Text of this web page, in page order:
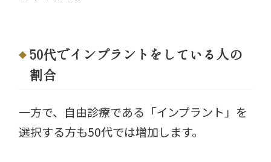
50代でインプラントをしている人の
割合
一方で、自由診療である「インプラント」を
選択する方も50代では増加します。